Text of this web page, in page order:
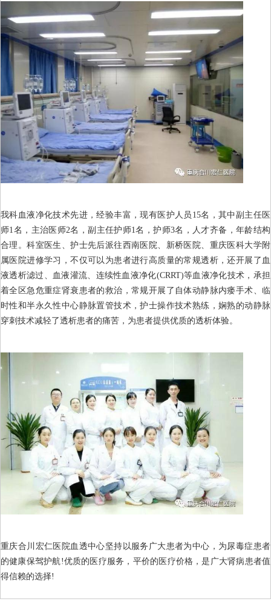
我科血液净化技术先进，经验丰富，现有医护人员15名，其中副主任医
师1名，主治医师2名，副主任护师1名，护师3名，人才齐备，年龄结构
合理。科室医生、护士先后派往西南医院、新桥医院、重庆医科大学附
属医院进修学习，不仅可以为患者进行高质量的常规透析，还开展了血
液透析滤过、血液灌流、连续性血液净化(CRRT)等血液净化技术，承担
着全区急危重症肾衰患者的救治，常规开展了自体动静脉内瘘手术、临
时性和半永久性中心静脉置管技术，护士操作技术熟练，娴熟的动静脉
穿刺技术减轻了透析患者的痛苦，为患者提供优质的透析体验。
重庆合川宏仁医院血透中心坚持以服务广大患者为中心，为尿毒症患者
的健康保驾护航!优质的医疗服务，平价的医疗价格，是广大肾病患者值
得信赖的选择!